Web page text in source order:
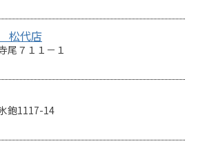
松代店
尾７１１－１
鉋1117-14